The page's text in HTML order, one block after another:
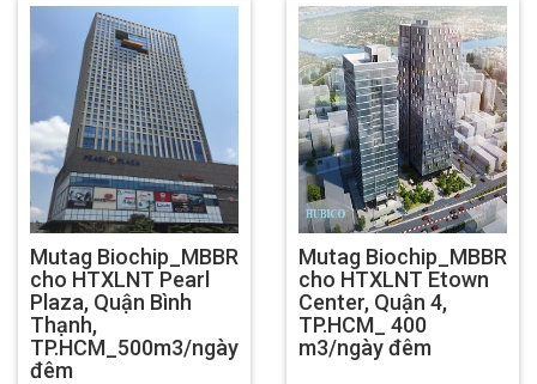
Mutag Biochip_MBBR
cho HTXLNT Pearl
Plaza, Quận Bình
Thạnh,
TP.HCM_500m3/ngày
đêm
Mutag Biochip_MBBR
cho HTXLNT Etown
Center, Quận 4,
TP.HCM_ 400
m3/ngày đêm